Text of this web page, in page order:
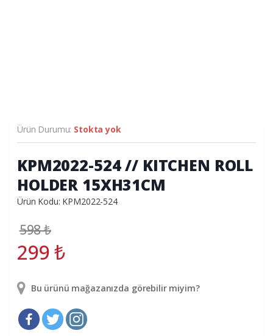
Ürün Durumu: Stokta yok
KPM2022-524 // KITCHEN ROLL
HOLDER 15XH31CM
Ürün Kodu: KPM2022-524
598₺
299₺
Bu ürünü mağazanızda görebilir miyim?